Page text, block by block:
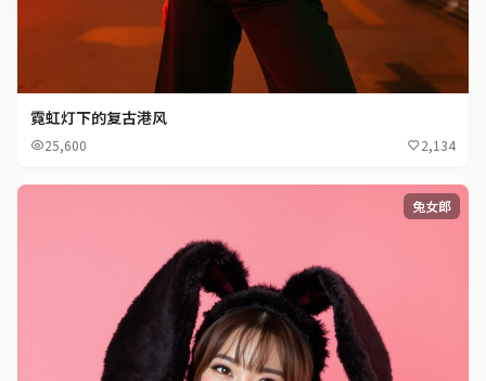
霓虹灯下的复古港风
25,600 2,134
兔女郎